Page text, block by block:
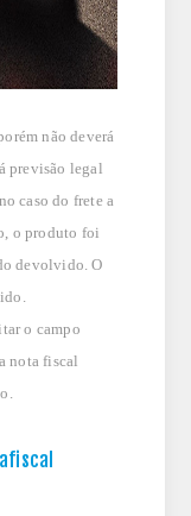
não deverá
previsão legal
caso do frete a
o produto foi
devolvido. O
o campo
nota fiscal